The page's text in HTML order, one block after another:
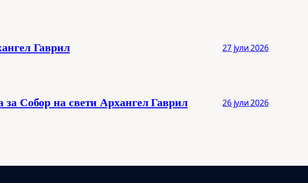
Гаврил 27 јули 2026
за Собор на свети Архангел Гаврил 26 јули 2026